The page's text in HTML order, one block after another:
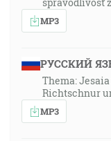
MP3
РУССКИЙ
Thema:
Richtschnur
MP3